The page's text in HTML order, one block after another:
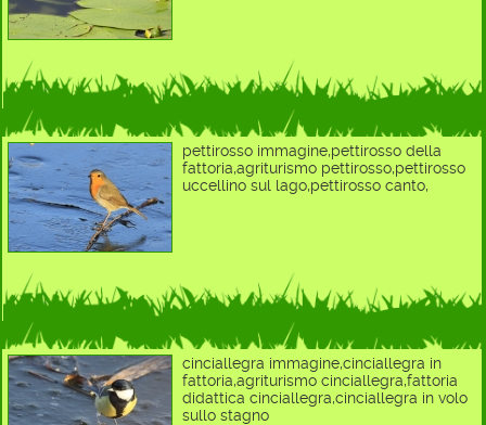
pettirosso immagine,pettirosso della
fattoria,agriturismo pettirosso,pettirosso
uccellino sul lago,pettirosso canto,
cinciallegra immagine,cinciallegra in
fattoria,agriturismo cinciallegra,fattoria
didattica cinciallegra,cinciallegra in volo
sullo stagno